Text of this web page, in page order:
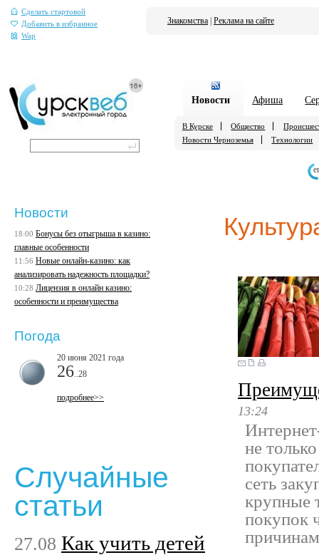
Сделать стартовой
Добавить в избранное
Wap
Знакомства Реклама на сайте
Новости Афиша
В Курске Общество
Новости Черноземья
Технологии
13:24
не
сеть
крупные
покупок
Новости
18:00 Бонусы без отыгрыша в казино:
главные особенности
11:56 Новые онлайн-казино: как
анализировать надежность площадки?
10:28 Лицензия в онлайн казино:
особенности и преимущества
Погода
20 июня 2021 года
26 ..28
подробнее>>
Случайные
статьи
27.08 Как учить детей